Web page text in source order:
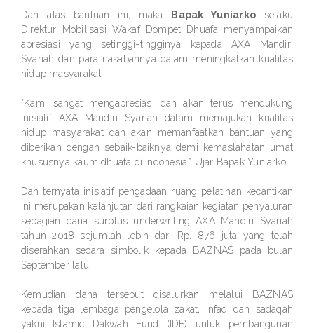
Dan atas bantuan ini, maka Bapak Yuniarkoselaku
Direktur Mobilisasi Wakaf Dompet Dhuafa menyampaikan
apresiasi yang setinggi-tingginya kepada AXA Mandiri
Syariah dan para nasabahnya dalam meningkatkan kualitas
hidup masyarakat.
”Kami sangat mengapresiasi dan akan terus mendukung
inisiatif AXA Mandiri Syariah dalam memajukan kualitas
hidup masyarakat dan akan memanfaatkan bantuan yang
diberikan dengan sebaik-baiknya demi kemaslahatan umat
khususnya kaum dhuafa di Indonesia.” Ujar Bapak Yuniarko.
Dan ternyata inisiatif pengadaan ruang pelatihan kecantikan
ini merupakan kelanjutan dari rangkaian kegiatan penyaluran
sebagian dana surplus underwriting AXA Mandiri Syariah
tahun 2018 sejumlah lebih dari Rp. 876 juta yang telah
diserahkan secara simbolik kepada BAZNAS pada bulan
September lalu.
Kemudian dana tersebut disalurkan melalui BAZNAS
kepada tiga lembaga pengelola zakat, infaq dan sadaqah
yakni Islamic Dakwah Fund (IDF) untuk pembangunan